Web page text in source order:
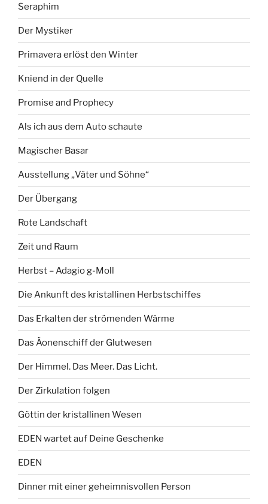
Seraphim
Der Mystiker
Primavera erlöst den Winter
Kniend in der Quelle
Promise and Prophecy
Als ich aus dem Auto schaute
Magischer Basar
Ausstellung „Väter und Söhne“
Der Übergang
Rote Landschaft
Zeit und Raum
Herbst – Adagio g-Moll
Die Ankunft des kristallinen Herbstschiffes
Das Erkalten der strömenden Wärme
Das Äonenschiff der Glutwesen
Der Himmel. Das Meer. Das Licht.
Der Zirkulation folgen
Göttin der kristallinen Wesen
EDEN wartet auf Deine Geschenke
EDEN
Dinner mit einer geheimnisvollen Person